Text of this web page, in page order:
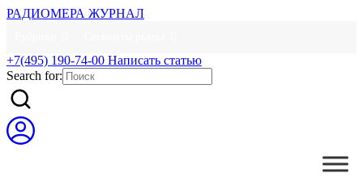
РАДИОМЕРА ЖУРНАЛ
+7(495) 190-74-00 Написать статью
Search for: